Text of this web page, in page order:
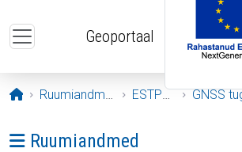
Geoportaal
Avaleht
Ruumiandmed ESTPOS GNSS
Ava menüü: Ruumiandmed
Ruumiandmed